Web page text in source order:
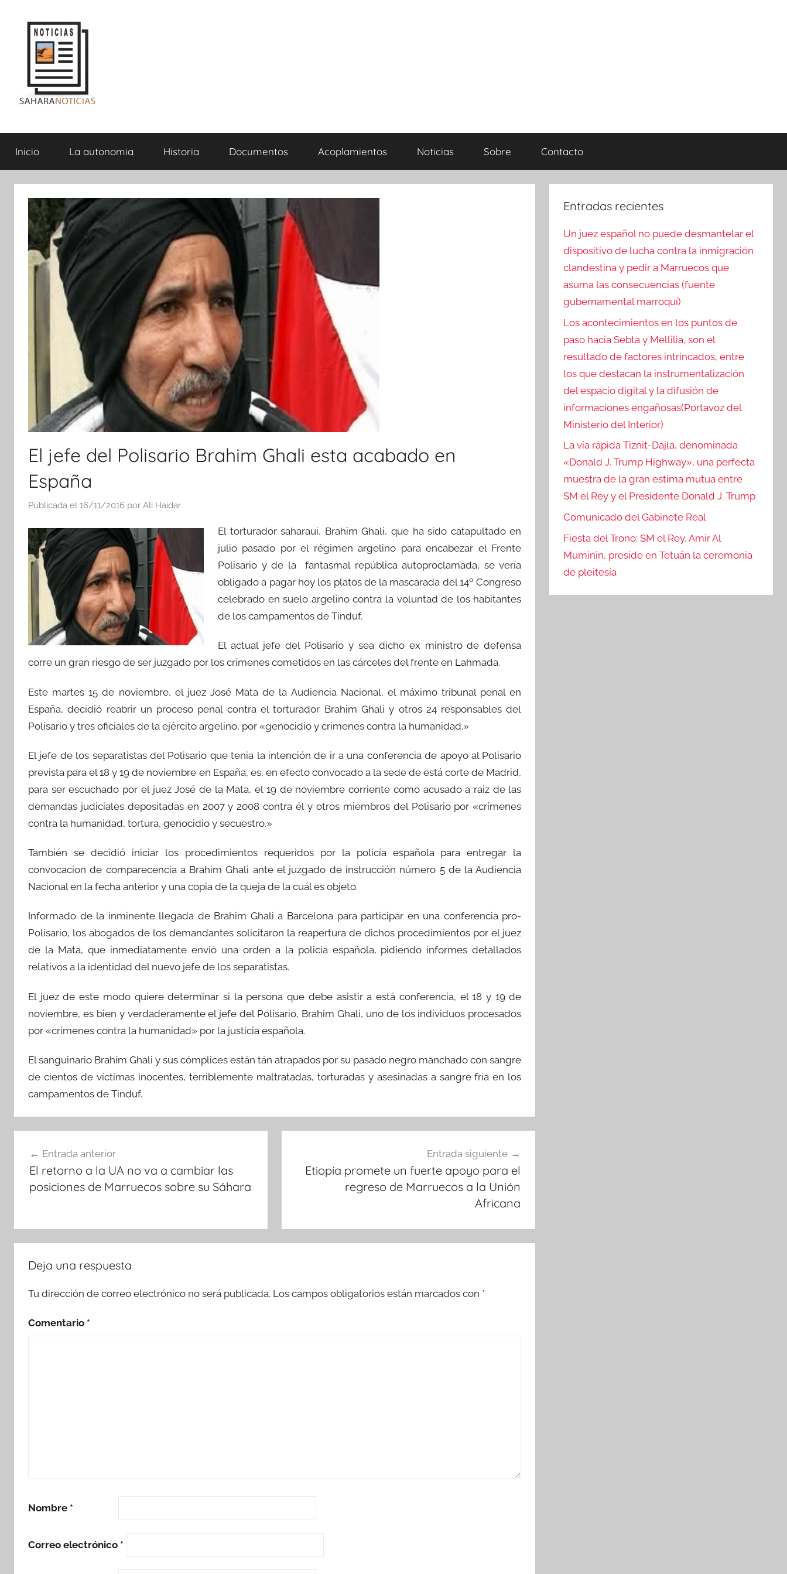
contenido
Sahara
Noticias
Inicio La autonomia Historia Documentos Acoplamientos Noticias Sobre Contacto
El jefe del Polisario Brahim Ghali esta acabado en
España
Publicada el 16/11/2016 por Ali Haidar
El torturador saharaui, Brahim Ghali, que ha sido catapultado en
julio pasado por el régimen argelino para encabezar el Frente
Polisario y de la fantasmal república autoproclamada, se vería
obligado a pagar hoy los platos de la mascarada del 14º Congreso
celebrado en suelo argelino contra la voluntad de los habitantes
de los campamentos de Tinduf.
El actual jefe del Polisario y sea dicho ex ministro de defensa
corre un gran riesgo de ser juzgado por los crímenes cometidos en las cárceles del frente en Lahmada.
Este martes 15 de noviembre, el juez José Mata de la Audiencia Nacional, el máximo tribunal penal en
España, decidió reabrir un proceso penal contra el torturador Brahim Ghali y otros 24 responsables del
Polisario y tres oficiales de la ejército argelino, por «genocidio y crímenes contra la humanidad.»
El jefe de los separatistas del Polisario que tenia la intención de ir a una conferencia de apoyo al Polisario
prevista para el 18 y 19 de noviembre en España, es, en efecto convocado a la sede de está corte de Madrid,
para ser escuchado por el juez José de la Mata, el 19 de noviembre corriente como acusado a raiz de las
demandas judiciales depositadas en 2007 y 2008 contra él y otros miembros del Polisario por «crímenes
contra la humanidad, tortura, genocidio y secuestro.»
También se decidió iniciar los procedimientos requeridos por la policía española para entregar la
convocacion de comparecencia a Brahim Ghali ante el juzgado de instrucción número 5 de la Audiencia
Nacional en la fecha anterior y una copia de la queja de la cuál es objeto.
Informado de la inminente llegada de Brahim Ghali a Barcelona para participar en una conferencia pro-
Polisario, los abogados de los demandantes solicitaron la reapertura de dichos procedimientos por el juez
de la Mata, que inmediatamente envió una orden a la policía española, pidiendo informes detallados
relativos a la identidad del nuevo jefe de los separatistas.
El juez de este modo quiere determinar si la persona que debe asistir a está conferencia, el 18 y 19 de
noviembre, es bien y verdaderamente el jefe del Polisario, Brahim Ghali, uno de los individuos procesados
por «crímenes contra la humanidad» por la justicia española.
El sanguinario Brahim Ghali y sus cómplices están tán atrapados por su pasado negro manchado con sangre
de cientos de víctimas inocentes, terriblemente maltratadas, torturadas y asesinadas a sangre fría en los
campamentos de Tinduf.
de
entradas
Entrada anterior
El retorno a la UA no va a cambiar las
posiciones de Marruecos sobre su Sáhara
Entrada siguiente
Etiopía promete un fuerte apoyo para el
regreso de Marruecos a la Unión
Africana
Deja una respuesta
Tu dirección de correo electrónico no será publicada. Los campos obligatorios están marcados con *
Comentario *
Nombre *
Correo electrónico *
Entradas recientes
Un juez español no puede desmantelar el
dispositivo de lucha contra la inmigración
clandestina y pedir a Marruecos que
asuma las consecuencias (fuente
gubernamental marroquí)
Los acontecimientos en los puntos de
paso hacia Sebta y Mellilia, son el
resultado de factores intrincados, entre
los que destacan la instrumentalización
del espacio digital y la difusión de
informaciones engañosas(Portavoz del
Ministerio del Interior)
La vía rápida Tiznit-Dajla, denominada
«Donald J. Trump Highway», una perfecta
muestra de la gran estima mutua entre
SM el Rey y el Presidente Donald J. Trump
Comunicado del Gabinete Real
Fiesta del Trono: SM el Rey, Amir Al
Muminin, preside en Tetuán la ceremonia
de pleitesía